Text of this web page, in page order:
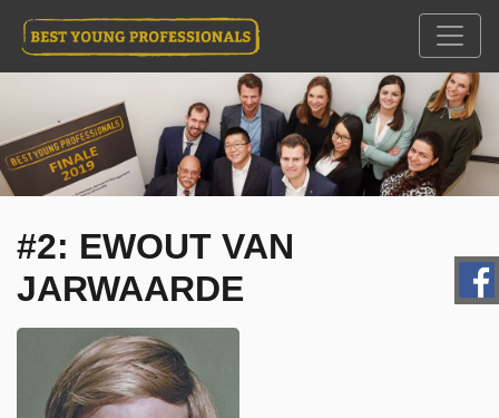
#2: EWOUT VAN
JARWAARDE